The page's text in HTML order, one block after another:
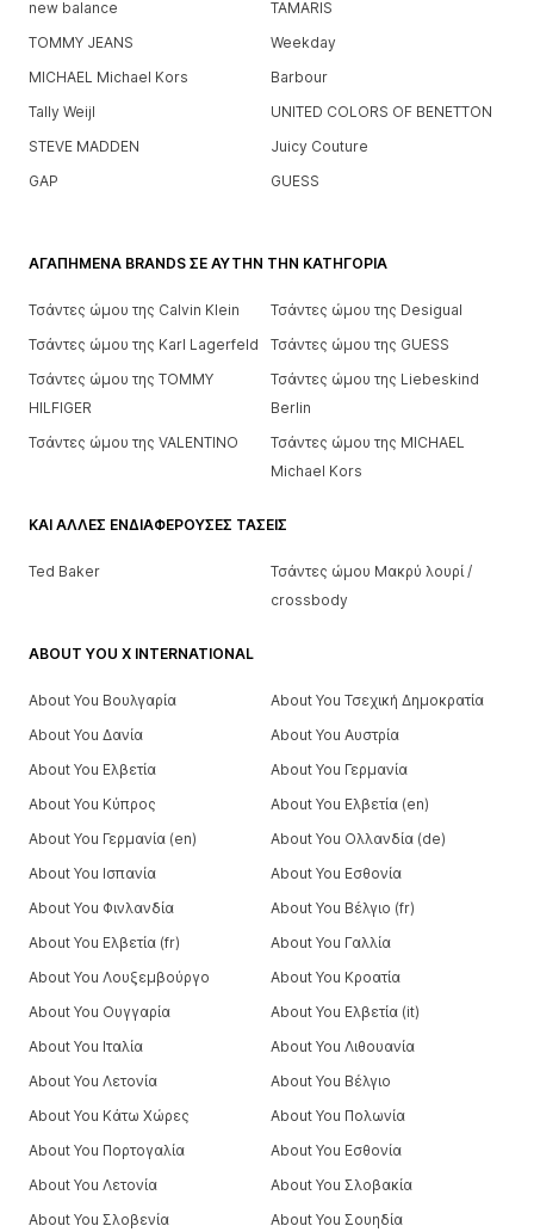
new balance
TAMARIS
TOMMY JEANS
Weekday
MICHAEL Michael Kors
Barbour
Tally Weijl
UNITED COLORS OF BENETTON
STEVE MADDEN
Juicy Couture
GAP
GUESS
ΑΓΑΠΗΜΈΝΑ BRANDS ΣΕ ΑΥΤΉΝ ΤΗΝ ΚΑΤΗΓΟΡΊΑ
Τσάντες ώμου της Calvin Klein
Τσάντες ώμου της Desigual
Τσάντες ώμου της Karl Lagerfeld
Τσάντες ώμου της GUESS
Τσάντες ώμου της TOMMY
HILFIGER
Τσάντες ώμου της Liebeskind
Berlin
Τσάντες ώμου της VALENTINO
Τσάντες ώμου της MICHAEL
Michael Kors
ΚΑΙ ΆΛΛΕΣ ΕΝΔΙΑΦΈΡΟΥΣΕΣ ΤΆΣΕΙΣ
Ted Baker
Τσάντες ώμου Μακρύ λουρί /
crossbody
ABOUT YOU X INTERNATIONAL
About You Βουλγαρία
About You Τσεχική Δημοκρατία
About You Δανία
About You Αυστρία
About You Ελβετία
About You Γερμανία
About You Κύπρος
About You Ελβετία (en)
About You Γερμανία (en)
About You Ολλανδία (de)
About You Ισπανία
About You Εσθονία
About You Φινλανδία
About You Βέλγιο (fr)
About You Ελβετία (fr)
About You Γαλλία
About You Λουξεμβούργο
About You Κροατία
About You Ουγγαρία
About You Ελβετία (it)
About You Ιταλία
About You Λιθουανία
About You Λετονία
About You Βέλγιο
About You Κάτω Χώρες
About You Πολωνία
About You Πορτογαλία
About You Εσθονία
About You Λετονία
About You Σλοβακία
About You Σλοβενία
About You Σουηδία